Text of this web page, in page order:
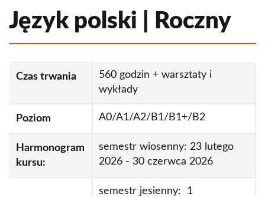
Język polski | Roczny
Czas trwania
560 godzin + warsztaty i
wykłady
Poziom A0/A1/A2/B1/B1+/B2
Harmonogram
kursu:
semestr wiosenny: 23 lutego
2026 - 30 czerwca 2026
semestr jesienny: 1
Kursy indywidualne
Kursy semestralne dla studentów programu
Język polski dla początkujących | Roczny
Język polski dla początkujących | Semestralny
Kursy do egzaminów państwowych
Kursy przygotowawcze na studia | roczne
Kursy przygotowawcze na studia | semestralne